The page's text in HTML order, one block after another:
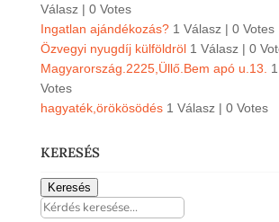
Válasz | 0 Votes
Ingatlan ajándékozás? 1 Válasz | 0 Votes
Özvegyi nyugdíj külföldröl 1 Válasz | 0
Magyarország.2225,Üllő.Bem apó u.13.
Votes
hagyaték,örökösödés 1 Válasz | 0 Votes
KERESÉS
Keresés